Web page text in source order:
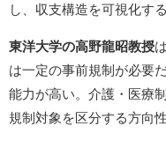
し、収支構造を可視化す
東洋大学の高野龍昭教授
は一定の事前規制が必要
能力が高い。介護・医療
規制対象を区分する方向